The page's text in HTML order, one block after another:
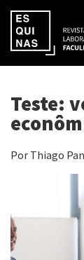
Teste:
Por Thiago